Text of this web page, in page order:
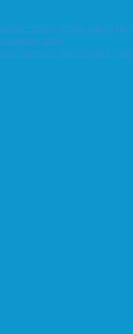
серед учнів закладів
році
мистецтва